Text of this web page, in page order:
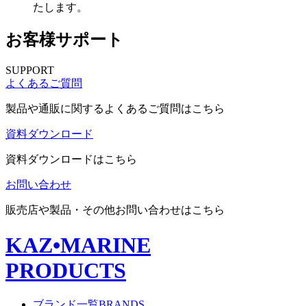
たします。
お客様サポート
SUPPORT
よくあるご質問
製品や通販に関するよくあるご質問はこちら
資料ダウンロード
資料ダウンロードはこちら
お問い合わせ
販売店や製品・その他お問い合わせはこちら
KAZ•MARINE
PRODUCTS